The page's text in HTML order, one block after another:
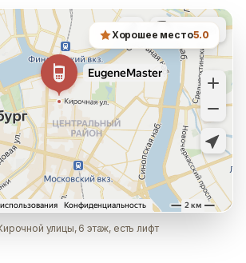
Хорошее место5.0
улицы, 6 этаж, есть лифт